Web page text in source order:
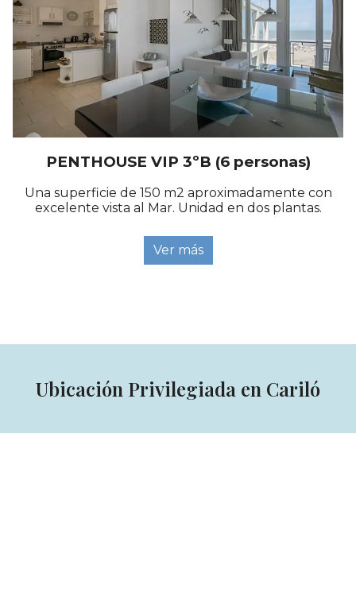
PENTHOUSE VIP 3ºB (6 personas)
Una superficie de 150 m2 aproximadamente con
excelente vista al Mar. Unidad en dos plantas.
Ver más
Ubicación Privilegiada en Cariló